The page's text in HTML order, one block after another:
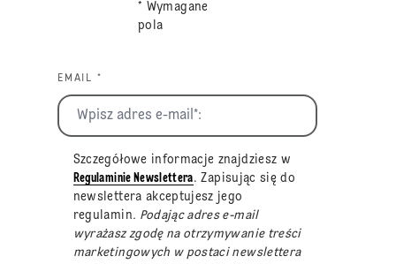
* Wymagane
pola
EMAIL *
Szczegółowe informacje znajdziesz w
Regulaminie Newslettera. Zapisując się do
newslettera akceptujesz jego
regulamin. Podając adres e-mail
wyrażasz zgodę na otrzymywanie treści
marketingowych w postaci newslettera